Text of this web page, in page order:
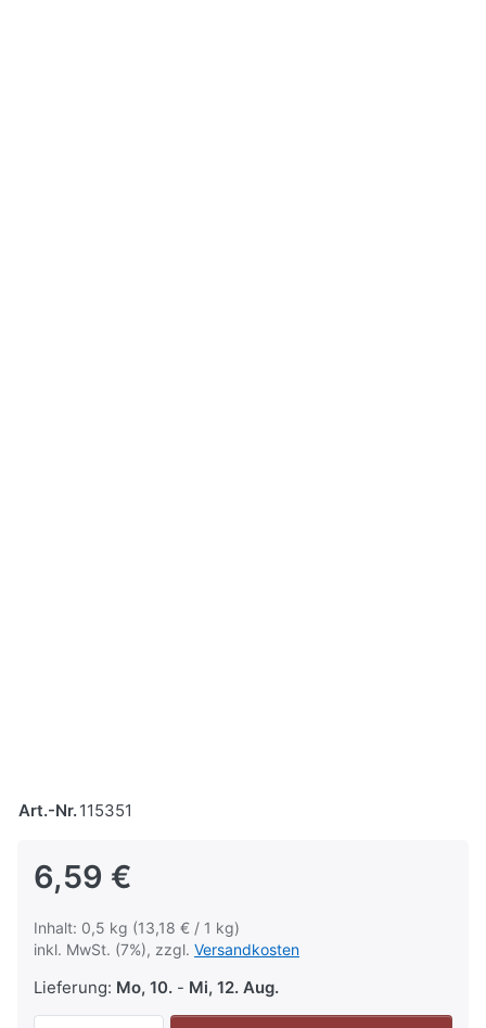
Art.-Nr.115351
6,59 €
Inhalt: 0,5 kg (13,18 € / 1 kg)
inkl. MwSt. (7%), zzgl. Versandkosten
Lieferung: Mo, 10. - Mi, 12. Aug.